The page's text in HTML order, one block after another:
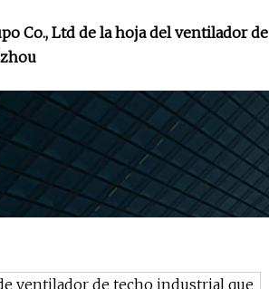
Co., Ltd de la hoja del ventilador de